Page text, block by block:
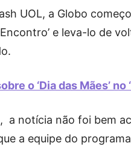
UOL, a Globo
e leva-lo de
o ‘Dia das Mães’ no
a notícia não foi bem
a equipe do